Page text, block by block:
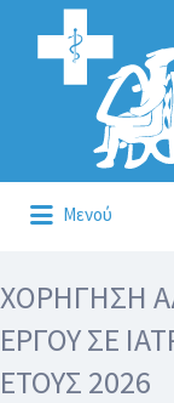
Αναζήτηση
για:
Μενού
για:
ΧΟΡΗΓΗΣΗ
ΕΡΓΟΥ ΣΕ
ΕΤΟΥΣ 2026